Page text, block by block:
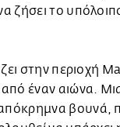
ζήσει το
στην περιοχή
έναν αιώνα.
βουνά,